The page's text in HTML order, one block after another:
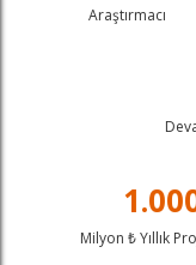
Araştırmacı
Milyon ₺ Yıllık
sayfamızı ziyaret edin